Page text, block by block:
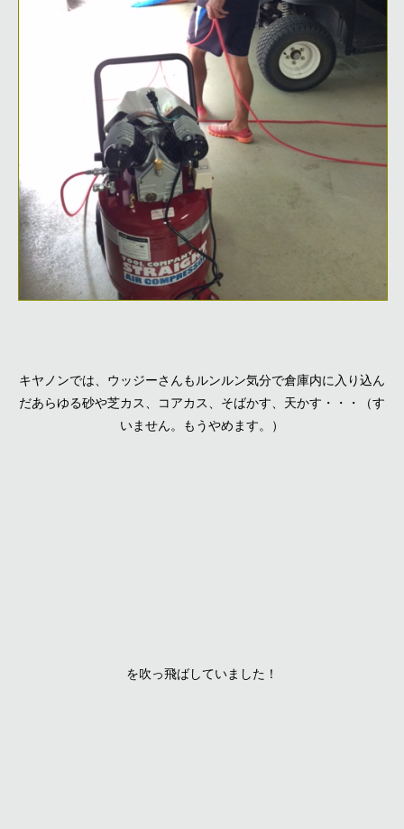
キヤノンでは、ウッジーさんもルンルン気分で倉庫内に入り込ん
だあらゆる砂や芝カス、コアカス、そばかす、天かす・・・（す
いません。もうやめます。）
を吹っ飛ばしていました！